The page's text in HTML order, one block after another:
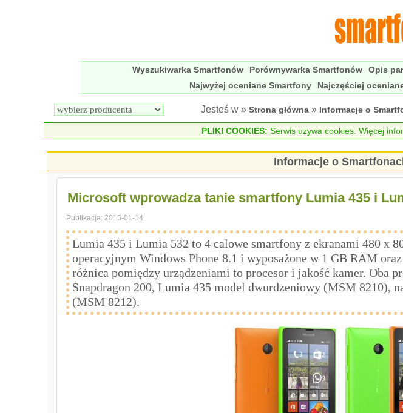
Wyszukiwarka Smartfonów Porównywarka Smartfonów Opis
Najwyżej oceniane Smartfony
Najczęściej
Jesteś w » Strona główna » Informacje o
PLIKI COOKIES: Serwis używa cookies. Więcej
Informacje o
Microsoft wprowadza tanie smartfony Lumia 435 i
Publikacja:2015-01-14
Lumia 435 i Lumia 532 to 4 calowe smartfony z ekranami 480 x
operacyjnym Windows Phone 8.1 i wyposażone w 1 GB RAM
różnica pomiędzy urządzeniami to procesor i jakość kamer. Oba
Snapdragon 200, Lumia 435 model dwurdzeniowy (MSM 8210),
(MSM 8212).